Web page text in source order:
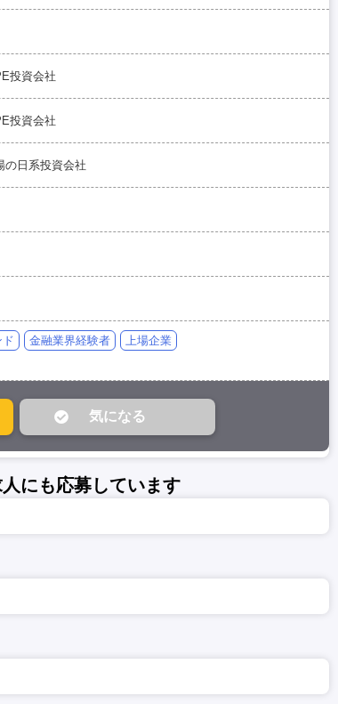
投資会社
投資会社
の日系投資会社
金融業界経験者
上場企業
にも応募しています